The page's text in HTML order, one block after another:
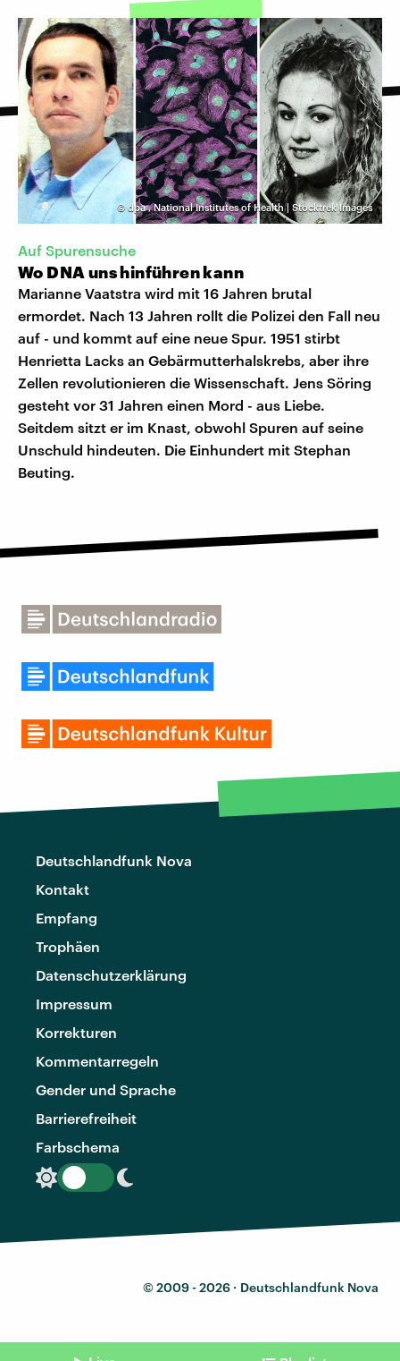
©dpa,National Institutes of Health | Stocktrek Images
Auf Spurensuche
Wo DNA uns hinführen kann
Marianne Vaatstra wird mit 16 Jahren brutal
ermordet. Nach 13 Jahren rollt die Polizei den Fall neu
auf - und kommt auf eine neue Spur. 1951 stirbt
Henrietta Lacks an Gebärmutterhalskrebs, aber ihre
Zellen revolutionieren die Wissenschaft. Jens Söring
gesteht vor 31 Jahren einen Mord - aus Liebe.
Seitdem sitzt er im Knast, obwohl Spuren auf seine
Unschuld hindeuten. Die Einhundert mit Stephan
Beuting.
Deutschlandfunk Nova
Kontakt
Empfang
Trophäen
Datenschutzerklärung
Impressum
Korrekturen
Kommentarregeln
Gender und Sprache
Barrierefreiheit
Farbschema
© 2009 - 2026 · Deutschlandfunk Nova